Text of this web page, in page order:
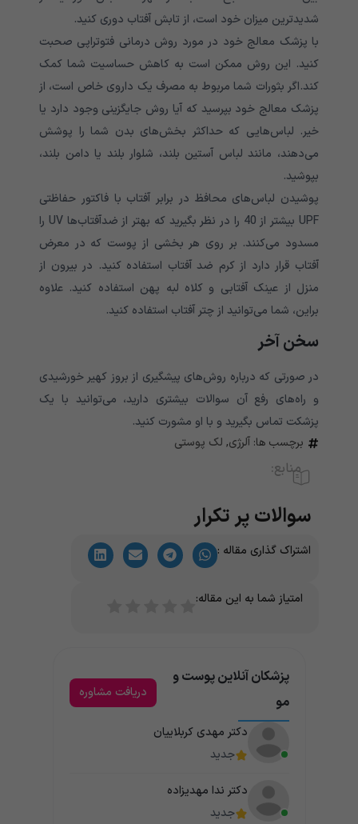
شدیدترین میزان خود است، از تابش آفتاب دوری کنید.
با پزشک معالج خود در مورد روش درمانی فتوتراپی صحبت
کنید. این روش ممکن است به کاهش حساسیت شما کمک
کند.اگر بثورات شما مربوط به مصرف یک داروی خاص است، از
پزشک معالج خود بپرسید که آیا روش جایگزینی وجود دارد یا
خیر. لباس‌هایی که حداکثر بخش‌های بدن شما را پوشش
می‌دهند، مانند لباس آستین بلند، شلوار بلند یا دامن بلند،
بپوشید.
پوشیدن لباس‌های محافظ در برابر آفتاب با فاکتور حفاظتی
UPF بیشتر از 40 را در نظر بگیرید که بهتر از ضدآفتاب‌ها UV را
مسدود می‌کنند. بر روی هر بخشی از پوست که در معرض
آفتاب قرار دارد از کرم ضد آفتاب استفاده کنید. در بیرون از
منزل از عینک آفتابی و کلاه لبه پهن استفاده کنید. علاوه
براین، شما می‌توانید از چتر آفتاب استفاده کنید.
سخن آخر
در صورتی که درباره روش‌های پیشگیری از بروز کهیر خورشیدی
و راه‌های رفع آن سوالات بیشتری دارید، می‌توانید با یک
پزشکت تماس بگیرید و با او مشورت کنید.
برچسب ها: آلرژی, لک پوستی
منابع:
سوالات پر تکرار
اشتراک گذاری مقاله :
امتیاز شما به این مقاله:
پزشکان آنلاین پوست و
مو
دریافت مشاوره
دکتر مهدی کربلاییان
جدید
دکتر ندا مهدیزاده
جدید